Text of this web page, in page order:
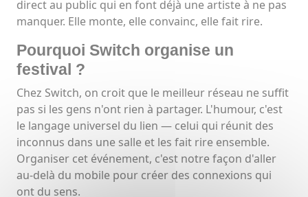
direct au public qui en font déjà une artiste à ne pas
manquer. Elle monte, elle convainc, elle fait rire.
Pourquoi Switch organise un
festival ?
Chez Switch, on croit que le meilleur réseau ne suffit
pas si les gens n'ont rien à partager. L'humour, c'est
le langage universel du lien — celui qui réunit des
inconnus dans une salle et les fait rire ensemble.
Organiser cet événement, c'est notre façon d'aller
au-delà du mobile pour créer des connexions qui
ont du sens.